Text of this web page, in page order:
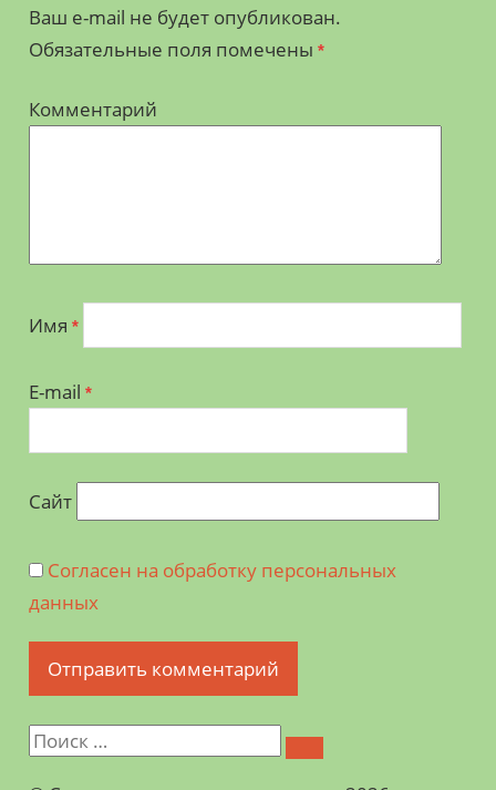
Ваш e-mail не будет опубликован.
Обязательные поля помечены *
Комментарий
Имя *
E-mail *
Сайт
Согласен на обработку персональных
данных